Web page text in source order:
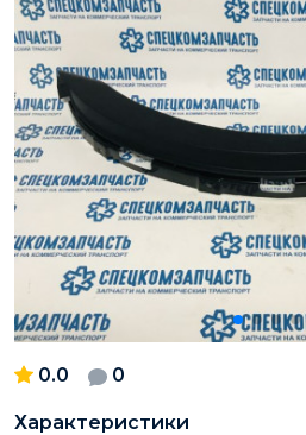
0.0 0
Характеристики